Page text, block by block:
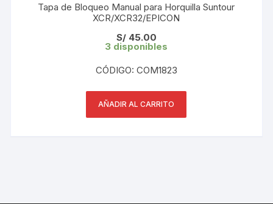
Tapa de Bloqueo Manual para Horquilla Suntour
XCR/XCR32/EPICON
S/45.00
3 disponibles
CÓDIGO: COM1823
AÑADIR AL CARRITO